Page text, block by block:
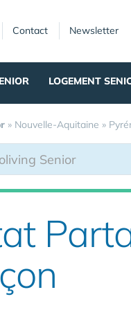
Contact Newsletter
LOGEMENT
» Nouvelle-Aquitaine »